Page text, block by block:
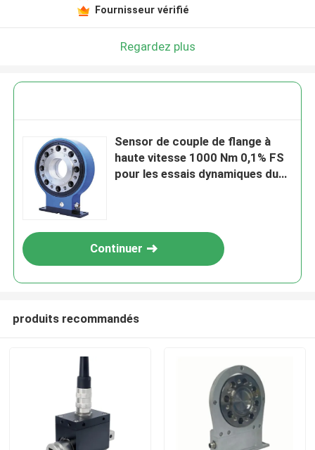
Fournisseur vérifié
Regardez plus
Sensor de couple de flange à
haute vitesse 1000 Nm 0,1% FS
pour les essais dynamiques du
Continuer
produits recommandés